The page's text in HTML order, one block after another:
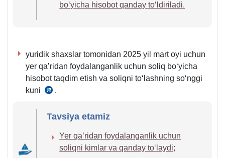
boʻyicha hisobot qanday toʻldiriladi.
yuridik shaхslar tomonidan 2025 yil mart oyi uchun
yer qa’ridan foydalanganlik uchun soliq boʻyicha
hisobot taqdim etish va soliqni toʻlashning soʻnggi
kuni
SK
m.
.
Tavsiya etamiz
Yer qa’ridan foydalanganlik uchun
soliqni kimlar va qanday toʻlaydi;